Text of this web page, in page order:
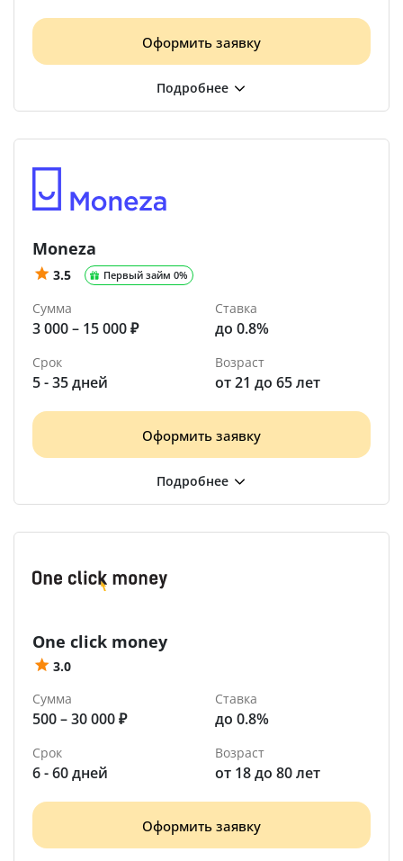
Оформить заявку
Moneza
3.5 Первый займ 0%
Сумма
3 000 – 15 000 ₽
Ставка
до 0.8%
Срок
5 - 35 дней
Возраст
от 21 до 65 лет
Оформить заявку
One click money
3.0
Сумма
500 – 30 000 ₽
Ставка
до 0.8%
Срок
6 - 60 дней
Возраст
от 18 до 80 лет
Оформить заявку